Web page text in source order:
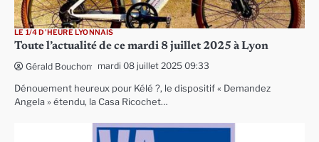
LE 1/4 D'HEURE LYONNAIS
Toute l’actualité de ce mardi 8 juillet 2025 à Lyon
Gérald Bouchon mardi 08 juillet 2025 09:33
Dénouement heureux pour Kélé ?, le dispositif « Demandez
Angela » étendu, la Casa Ricochet…